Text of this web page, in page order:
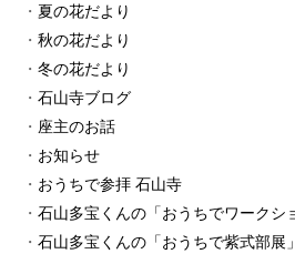
夏の花だより
秋の花だより
冬の花だより
石山寺ブログ
座主のお話
お知らせ
おうちで参拝 石山寺
石山多宝くんの「おうちでワークシ
石山多宝くんの「おうちで紫式部展」